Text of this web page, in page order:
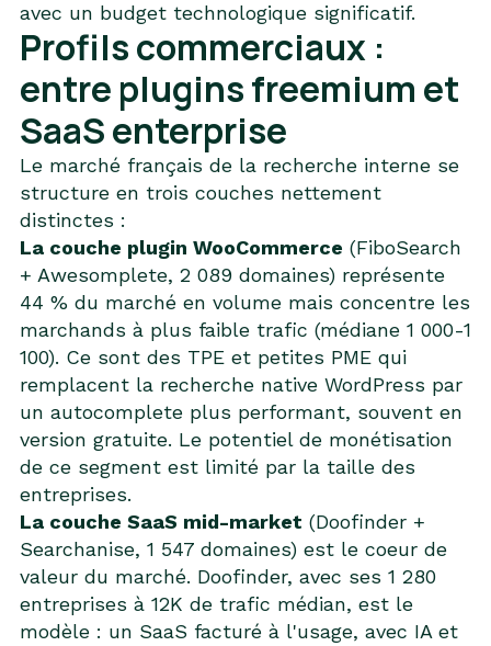
avec un budget technologique significatif.
Profils commerciaux :
entre plugins freemium et
SaaS enterprise
Le marché français de la recherche interne se
structure en trois couches nettement
distinctes :
La couche plugin WooCommerce (FiboSearch
+ Awesomplete, 2 089 domaines) représente
44 % du marché en volume mais concentre les
marchands à plus faible trafic (médiane 1 000-1
100). Ce sont des TPE et petites PME qui
remplacent la recherche native WordPress par
un autocomplete plus performant, souvent en
version gratuite. Le potentiel de monétisation
de ce segment est limité par la taille des
entreprises.
La couche SaaS mid-market (Doofinder +
Searchanise, 1 547 domaines) est le coeur de
valeur du marché. Doofinder, avec ses 1 280
entreprises à 12K de trafic médian, est le
modèle : un SaaS facturé à l'usage, avec IA et